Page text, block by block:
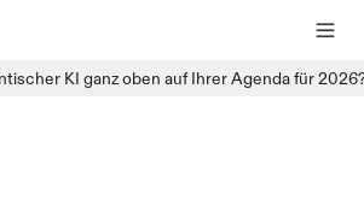
KI ganz oben auf Ihrer Agenda für